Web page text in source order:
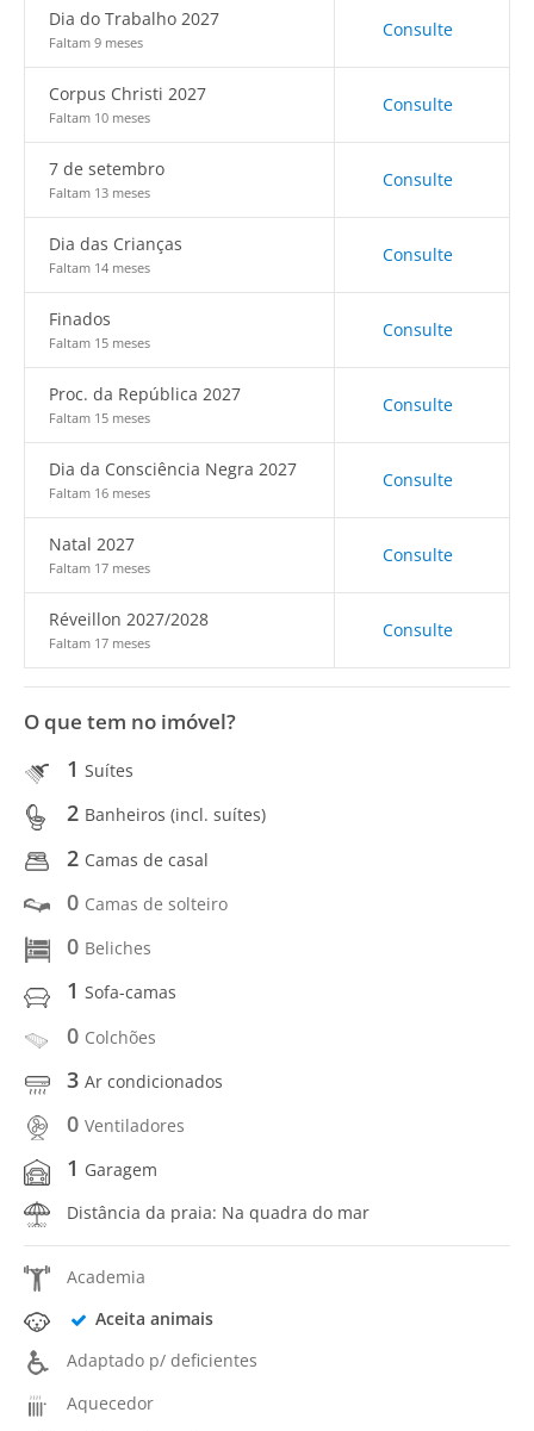
Dia do Trabalho 2027
Faltam 9 meses
Consulte
Corpus Christi 2027
Faltam 10 meses
Consulte
7 de setembro
Faltam 13 meses
Consulte
Dia das Crianças
Faltam 14 meses
Consulte
Finados
Faltam 15 meses
Consulte
Proc. da República 2027
Faltam 15 meses
Consulte
Dia da Consciência Negra 2027
Faltam 16 meses
Consulte
Natal 2027
Faltam 17 meses
Consulte
Réveillon 2027/2028
Faltam 17 meses
Consulte
O que tem no imóvel?
1 Suítes
2 Banheiros (incl. suítes)
2 Camas de casal
0 Camas de solteiro
0 Beliches
1 Sofa-camas
0 Colchões
3 Ar condicionados
0 Ventiladores
1 Garagem
Distância da praia: Na quadra do mar
Academia
Aceita animais
Adaptado p/ deficientes
Aquecedor